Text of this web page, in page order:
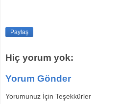
Paylaş
Hiç yorum yok:
Yorum Gönder
Yorumunuz İçin Teşekkürler